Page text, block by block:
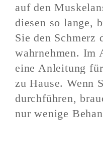
auf den
diesen so lange,
Sie den Schmerz
wahrnehmen. Im
eine Anleitung
zu Hause. Wenn
durchführen,
nur wenige